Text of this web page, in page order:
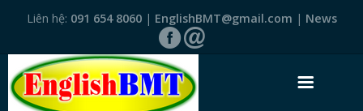
Liên hệ: 091 654 8060| EnglishBMT@gmail.com | News